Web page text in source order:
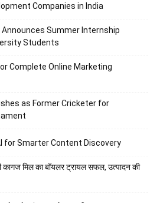
Companies in India
Announces Summer Internship
Students
Complete Online Marketing
as Former Cricketer for
for Smarter Content Discovery
कागज मिल का बॉयलर ट्रायल सफल, उत्पादन की